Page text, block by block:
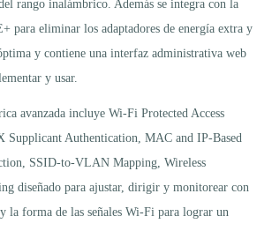
rango inalámbrico. Además se integra con la
para eliminar los adaptadores de energía extra y
y contiene una interfaz administrativa web
y usar.
avanzada incluye Wi-Fi Protected Access
Supplicant Authentication, MAC and IP-Based
SSID-to-VLAN Mapping, Wireless
diseñado para ajustar, dirigir y monitorear con
la forma de las señales Wi-Fi para lograr un